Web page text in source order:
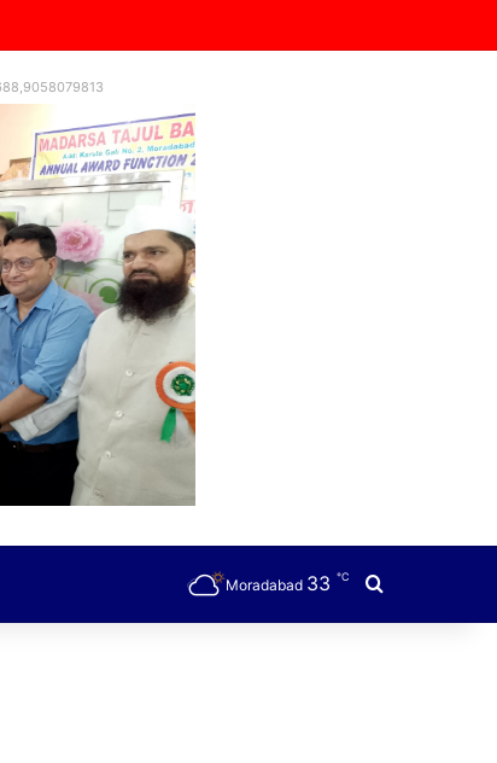
Moradabad 33 ℃